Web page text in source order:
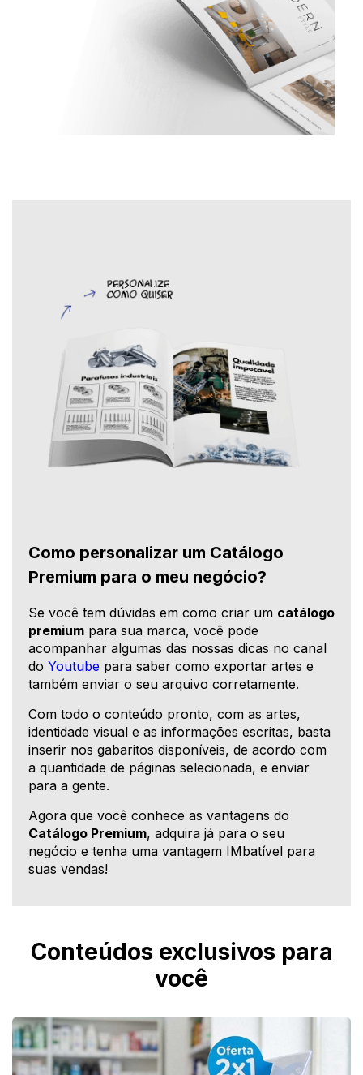
Como personalizar um Catálogo
Premium para o meu negócio?
Se você tem dúvidas em como criar um catálogo
premium para sua marca, você pode
acompanhar algumas das nossas dicas no canal
do Youtube para saber como exportar artes e
também enviar o seu arquivo corretamente.
Com todo o conteúdo pronto, com as artes,
identidade visual e as informações escritas, basta
inserir nos gabaritos disponíveis, de acordo com
a quantidade de páginas selecionada, e enviar
para a gente.
Agora que você conhece as vantagens do
Catálogo Premium, adquira já para o seu
negócio e tenha uma vantagem IMbatível para
suas vendas!
Conteúdos exclusivos para
você